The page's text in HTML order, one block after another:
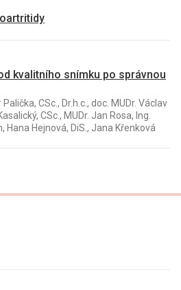
kvalitního snímku po správnou
CSc., Dr.h.c., doc. MUDr. Václav
CSc., MUDr. Jan Rosa, Ing.
Hana Hejnová, DiS., Jana Křenková